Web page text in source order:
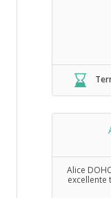
Alice
excellente